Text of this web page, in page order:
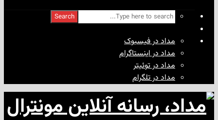
Search
مداد در فیسبوک
مداد در اینستاگرام
مداد در توئیتر
مداد در تلگرام